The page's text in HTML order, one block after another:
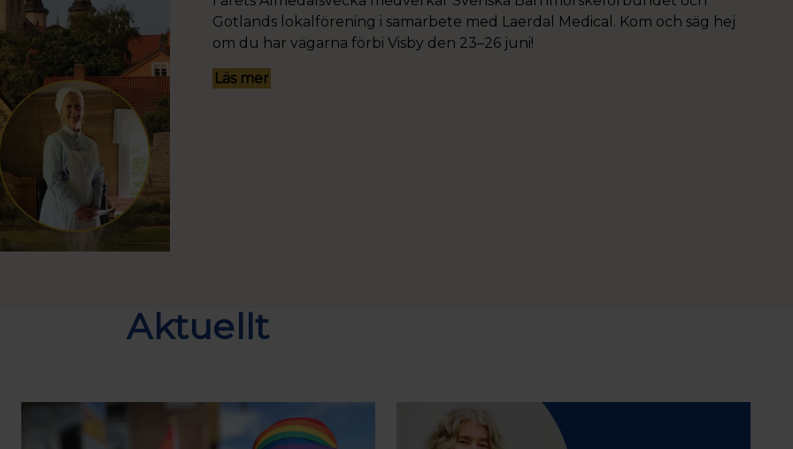
Gotlands lokalförening i samarbete med Laerdal Medical. Kom och säg hej
om du har vägarna förbi Visby den 23–26 juni!
Läs mer
Aktuellt